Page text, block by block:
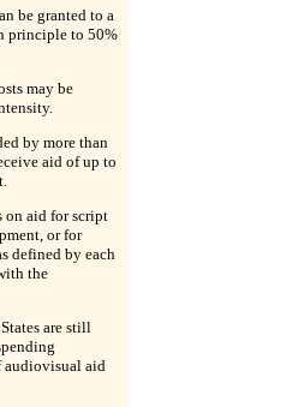
be granted to a
principle to 50%
may be
by more than
aid of up to
on aid for script
or for
defined by each
the
are still
audiovisual aid